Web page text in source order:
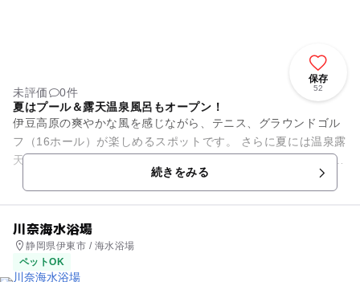
保存
52
未評価
0件
夏はプール＆露天温泉風呂もオープン！
伊豆高原の爽やかな風を感じながら、テニス、グラウンドゴル
フ（16ホール）が楽しめるスポットです。 さらに夏には温泉露
天風呂を併設したプールで楽しむこともできます。 こちらの施
続きをみる
川奈海水浴場
静岡県伊東市 / 海水浴場
ペットOK